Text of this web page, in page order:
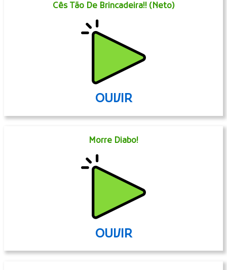
Cês Tão De Brincadeira!! (Neto)
OUVIR
Morre Diabo!
OUVIR